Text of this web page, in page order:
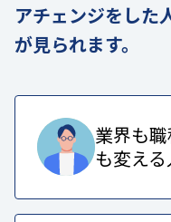
アチェンジをした
が見られます。
業界も
も変え